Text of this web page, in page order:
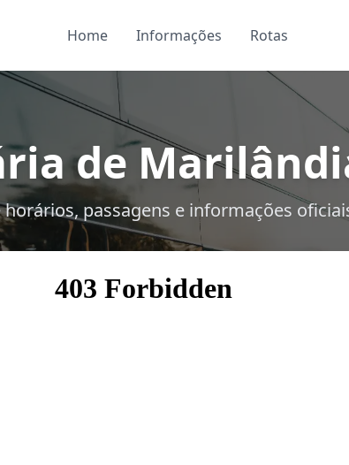
Home Informações Rotas
de
horários, passagens e informações